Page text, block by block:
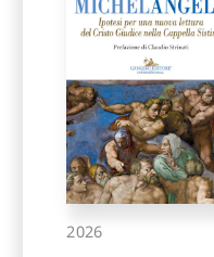
2026